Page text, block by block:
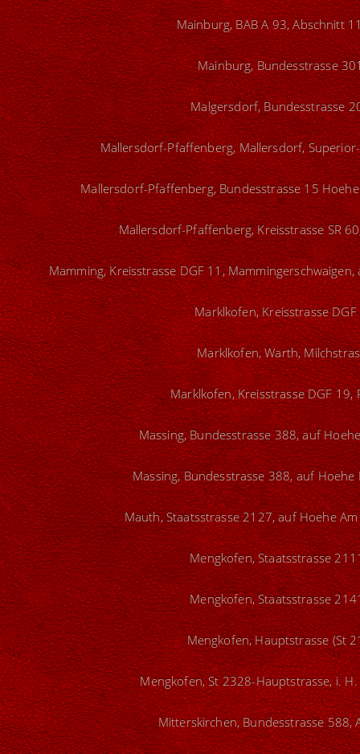
Mainburg, BAB A 93, Abschnitt
Mainburg, Bundesstrasse
Malgersdorf, Bundesstrasse
Mallersdorf-Pfaffenberg, Mallersdorf,
Mallersdorf-Pfaffenberg, Bundesstrasse 15
Mallersdorf-Pfaffenberg, Kreisstrasse SR
Mamming, Kreisstrasse DGF 11,
Marklkofen, Kreisstrasse
Marklkofen, Warth,
Marklkofen, Kreisstrasse DGF
Massing, Bundesstrasse 388, auf
Massing, Bundesstrasse 388, auf
Mauth, Staatsstrasse 2127, auf Hoehe
Mengkofen, Staatsstrasse
Mengkofen, Staatsstrasse
Mengkofen, Hauptstrasse (St
Mengkofen, St 2328-Hauptstrasse, i.
Mitterskirchen, Bundesstrasse